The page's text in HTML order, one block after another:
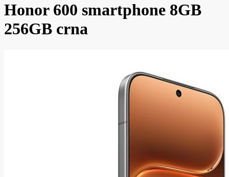
Honor 600 smartphone 8GB
256GB crna